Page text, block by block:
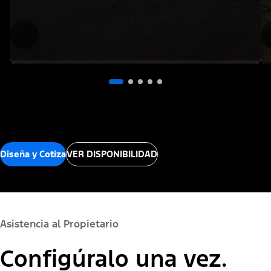
Diseña y CotizaVER DISPONIBILIDAD
Asistencia al Propietario
Configúralo una vez.